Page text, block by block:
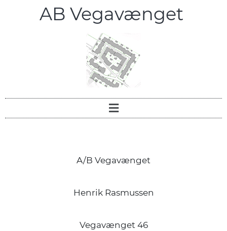
AB Vegavænget
A/B Vegavænget
Henrik Rasmussen
Vegavænget 46